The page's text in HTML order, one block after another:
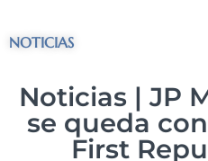
NOTICIAS
Noticias | JP
se queda
First